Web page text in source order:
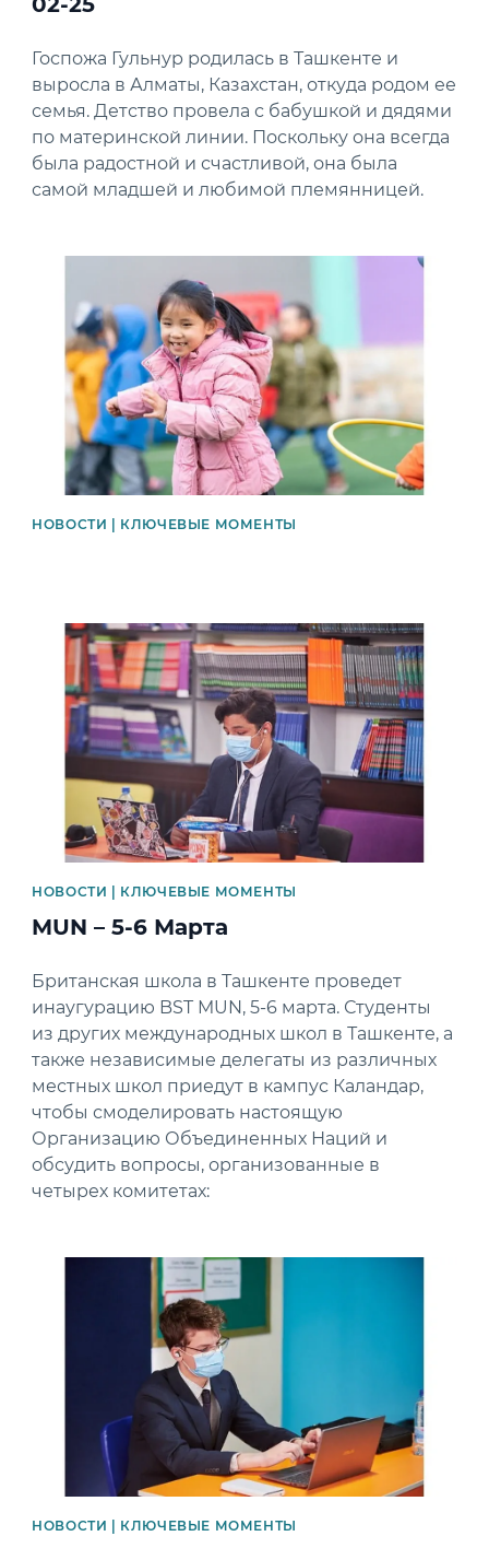
Госпожа Гульнур родилась в Ташкенте и
выросла в Алматы, Казахстан, откуда родом ее
семья. Детство провела с бабушкой и дядями
по материнской линии. Поскольку она всегда
была радостной и счастливой, она была
самой младшей и любимой племянницей.
НОВОСТИ | КЛЮЧЕВЫЕ МОМЕНТЫ
News image
НОВОСТИ | КЛЮЧЕВЫЕ МОМЕНТЫ
MUN – 5-6 Марта
Британская школа в Ташкенте проведет
инаугурацию BST MUN, 5-6 марта. Студенты
из других международных школ в Ташкенте, а
также независимые делегаты из различных
местных школ приедут в кампус Каландар,
чтобы смоделировать настоящую
Организацию Объединенных Наций и
обсудить вопросы, организованные в
четырех комитетах:
НОВОСТИ | КЛЮЧЕВЫЕ МОМЕНТЫ